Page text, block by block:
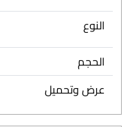
النوع
الحجم
عرض وتحميل